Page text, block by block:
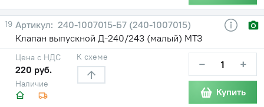
19
240-1007015-Б7 (240-1007015)
Клапан выпускной Д-240/243 (малый) МТЗ
Наличие
Цена с НДС
220 руб.
К схеме − +
Купить